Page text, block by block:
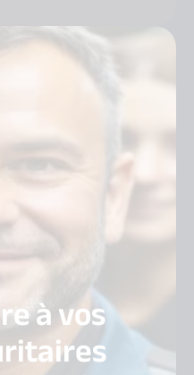
à vos